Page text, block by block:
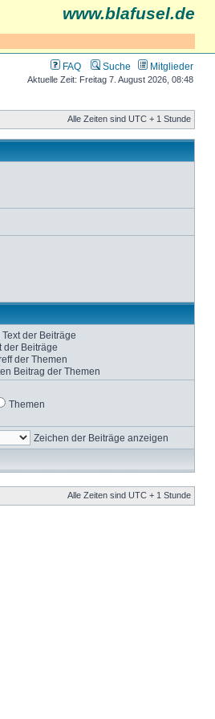
www.blafusel.de
FAQ Suche Mitglieder
Aktuelle Zeit: Freitag 7. August 2026, 08:48
Alle Zeiten sind UTC + 1 Stunde
Text der Beiträge
der Beiträge
der Themen
Beitrag der Themen
Themen
Zeichen der Beiträge anzeigen
Alle Zeiten sind UTC + 1 Stunde